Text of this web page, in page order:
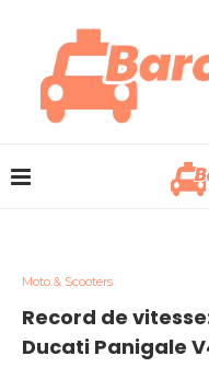
Moto & Scooters
Record de
Ducati Panigale